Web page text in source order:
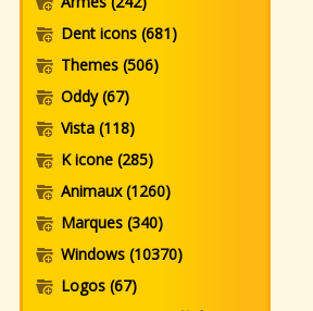
Dent icons (681)
Themes (506)
Oddy(67)
Vista (118)
K icone (285)
Animaux(1260)
Marques (340)
Windows (10370)
Logos (67)